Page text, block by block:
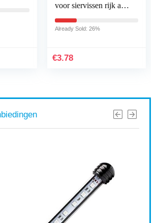
Aquariophile 90
Already Sold: 86%
€112.10